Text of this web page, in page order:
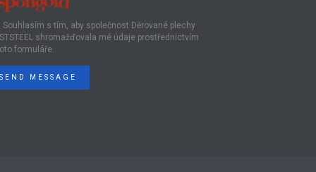
Souhlasím s tím, aby společnost Děrované plechy
shromažďovala mé údaje prostřednictvím
formuláře.
SEND MESSAGE